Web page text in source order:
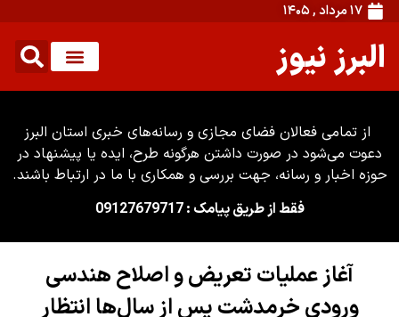
۱۷ مرداد , ۱۴۰۵
البرز نیوز
از تمامی فعالان فضای مجازی و رسانه‌های خبری استان البرز
دعوت می‌شود در صورت داشتن هرگونه طرح، ایده یا پیشنهاد در
حوزه اخبار و رسانه، جهت بررسی و همکاری با ما در ارتباط باشند.
فقط از طریق پیامک : 09127679717
آغاز عملیات تعریض و اصلاح هندسی
ورودی خرمدشت پس از سال‌ها انتظار